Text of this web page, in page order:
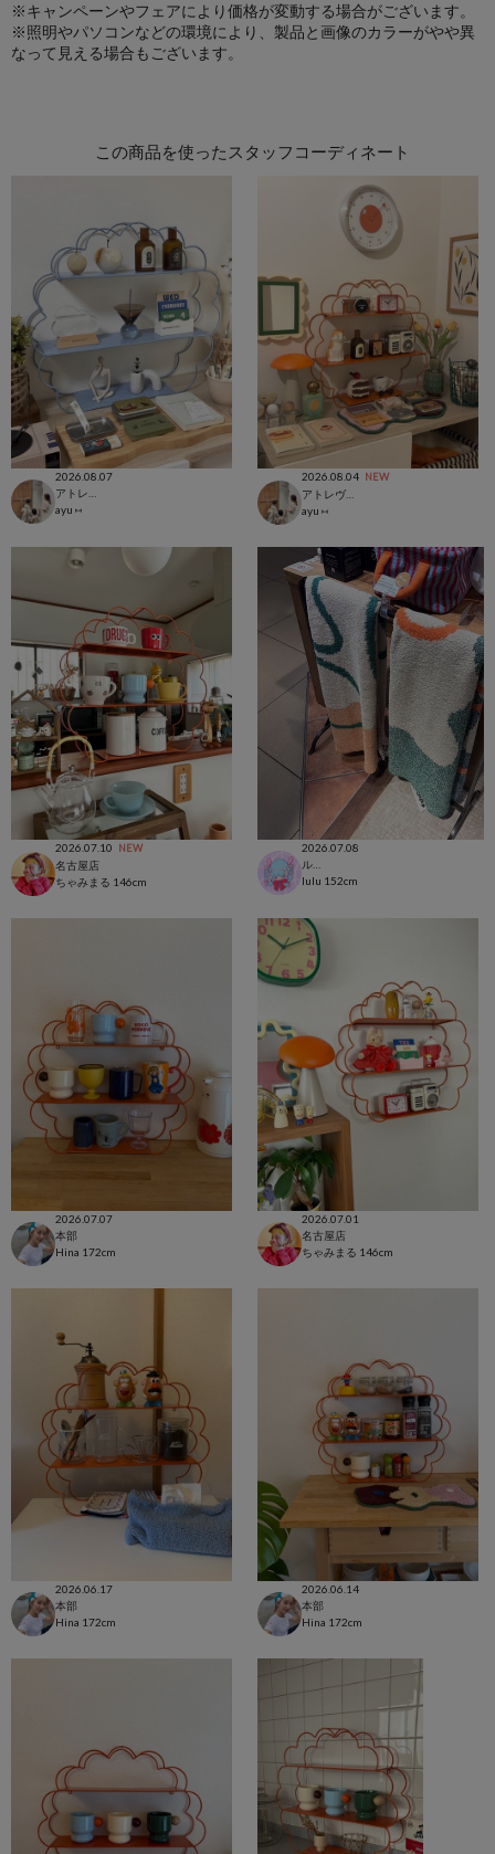
※キャンペーンやフェアにより価格が変動する場合がございます。
※照明やパソコンなどの環境により、製品と画像のカラーがやや異
なって見える場合もございます。
この商品を使ったスタッフコーディネート
2026.08.07
ayu ⑅
2026.08.04 NEW
アトレヴィ大塚店
ayu ⑅
2026.07.10 NEW
名古屋店
ちゃみまる 146cm
2026.07.08
ルクア大阪店
lulu 152cm
2026.07.07
本部
Hina 172cm
2026.07.01
名古屋店
ちゃみまる 146cm
2026.06.17
本部
Hina 172cm
2026.06.14
本部
Hina 172cm